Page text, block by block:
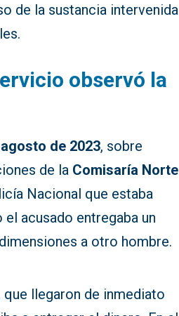
de la sustancia intervenida
observó la
de 2023, sobre
de la Comisaría Norte
Nacional que estaba
acusado entregaba un
a otro hombre.
llegaron de inmediato